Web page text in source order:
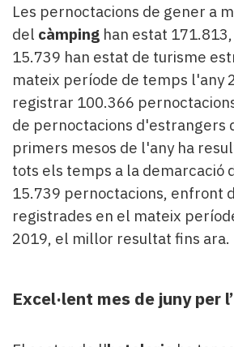
Les pernoctacions de gener a
del càmping han estat
15.739 han estat de turisme
mateix període de temps l'any
registrar 100.366
de pernoctacions d'estrangers
primers mesos de l'any ha
tots els temps a la demarcació
15.739 pernoctacions, enfront
registrades en el mateix
2019, el millor resultat fins ara.
Excel·lent mes de juny per